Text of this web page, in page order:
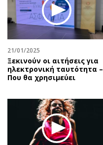
21/01/2025
Ξεκινούν οι αιτήσεις για
ηλεκτρονική ταυτότητα –
Που θα χρησιμεύει